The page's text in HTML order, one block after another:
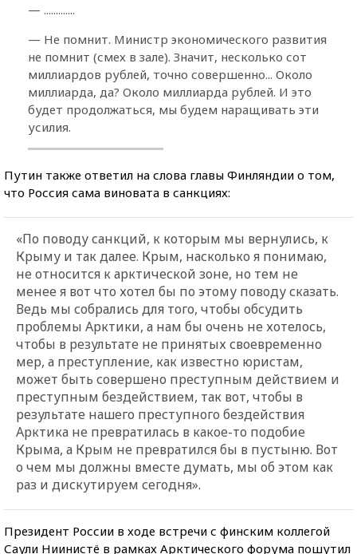
— .............
— Не помнит. Министр экономического развития
не помнит (смех в зале). Значит, несколько сот
миллиардов рублей, точно совершенно... Около
миллиарда, да? Около миллиарда рублей. И это
будет продолжаться, мы будем наращивать эти
усилия.
Путин также ответил на слова главы Финляндии о том,
что Россия сама виновата в санкциях:
«По поводу санкций, к которым мы вернулись, к
Крыму и так далее. Крым, насколько я понимаю,
не относится к арктической зоне, но тем не
менее я вот что хотел бы по этому поводу сказать.
Ведь мы собрались для того, чтобы обсудить
проблемы Арктики, а нам бы очень не хотелось,
чтобы в результате не принятых своевременно
мер, а преступление, как известно юристам,
может быть совершено преступным действием и
преступным бездействием, так вот, чтобы в
результате нашего преступного бездействия
Арктика не превратилась в какое-то подобие
Крыма, а Крым не превратился бы в пустыню. Вот
о чем мы должны вместе думать, мы об этом как
раз и дискутируем сегодня».
Президент России в ходе встречи с финским коллегой
Саули Ниинистё в рамках Арктического форума пошутил